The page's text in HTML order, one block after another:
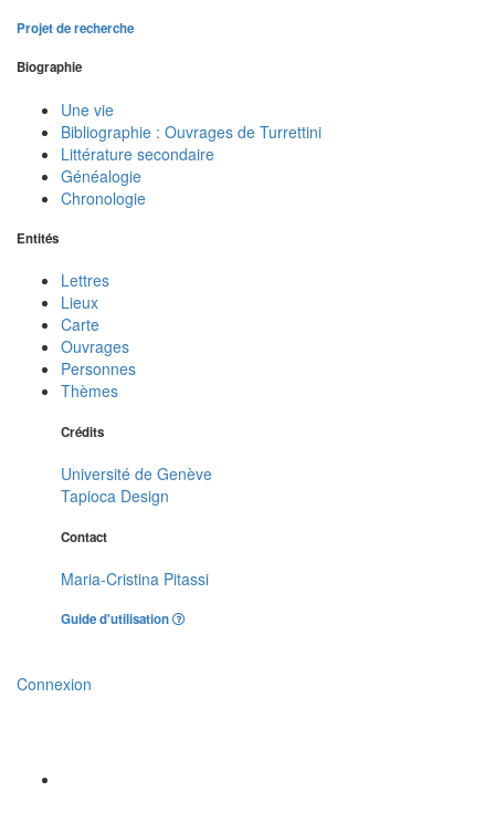
Projet de recherche
Biographie
Une vie
Bibliographie : Ouvrages de Turrettini
Littérature secondaire
Généalogie
Chronologie
Entités
Lettres
Lieux
Carte
Ouvrages
Personnes
Thèmes
Crédits
Université de Genève
Tapioca Design
Contact
Maria-Cristina Pitassi
Guide d'utilisation
Connexion